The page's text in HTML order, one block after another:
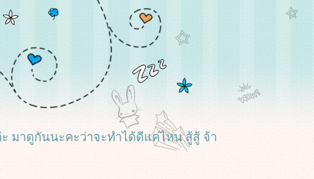
มาดูกันนะคะว่าจะทำได้ดีแค่ไหน สู้สู้ จ้า